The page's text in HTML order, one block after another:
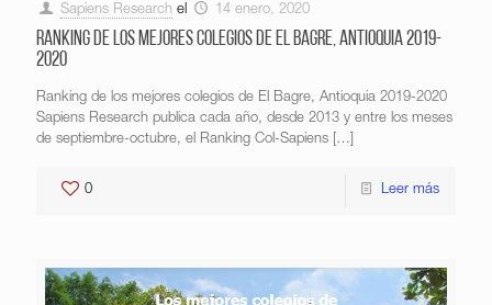
Sapiens Research el 14 enero, 2020
Ranking de los mejores colegios de El Bagre, Antioquia 2019-
2020
Ranking de los mejores colegios de El Bagre, Antioquia 2019-2020
Sapiens Research publica cada año, desde 2013 y entre los meses
de septiembre-octubre, el Ranking Col-Sapiens […]
0 Leer más